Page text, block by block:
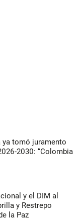
ya tomó juramento
2030: “Colombia
y el DIM al
y Restrepo
la Paz